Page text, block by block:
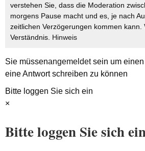
verstehen Sie, dass die Moderation
morgens Pause macht und es, je nach
zeitlichen Verzögerungen kommen kann.
Verständnis. Hinweis
Sie müssenangemeldetsein um einen
eine Antwort schreiben zu können
Bitte loggen Sie sich ein
×
Bitte loggen Sie sich